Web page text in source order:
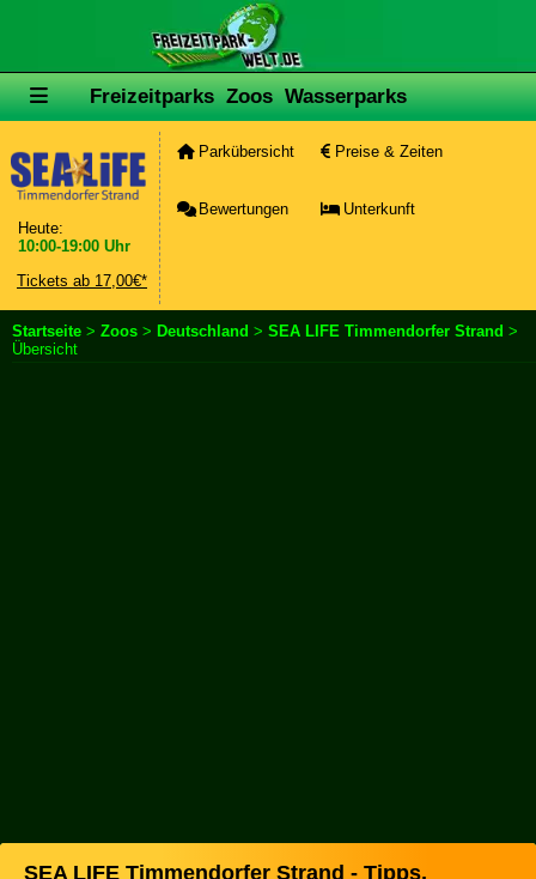
Freizeitparks Zoos Wasserparks
Heute:
10:00-19:00 Uhr
Tickets ab 17,00€*
Parkübersicht Preise & Zeiten
Bewertungen Unterkunft
Startseite > Zoos > Deutschland > SEA LIFE Timmendorfer Strand >
Übersicht
SEA LIFE Timmendorfer Strand - Tipps,